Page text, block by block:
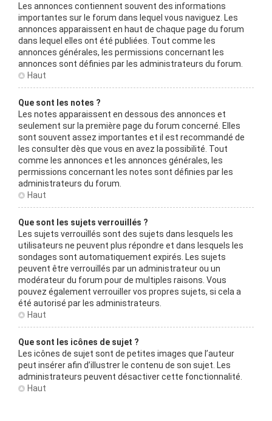
Les annonces contiennent souvent des informations
importantes sur le forum dans lequel vous naviguez. Les
annonces apparaissent en haut de chaque page du forum
dans lequel elles ont été publiées. Tout comme les
annonces générales, les permissions concernant les
annonces sont définies par les administrateurs du forum.
Haut
Que sont les notes ?
Les notes apparaissent en dessous des annonces et
seulement sur la première page du forum concerné. Elles
sont souvent assez importantes et il est recommandé de
les consulter dès que vous en avez la possibilité. Tout
comme les annonces et les annonces générales, les
permissions concernant les notes sont définies par les
administrateurs du forum.
Haut
Que sont les sujets verrouillés ?
Les sujets verrouillés sont des sujets dans lesquels les
utilisateurs ne peuvent plus répondre et dans lesquels les
sondages sont automatiquement expirés. Les sujets
peuvent être verrouillés par un administrateur ou un
modérateur du forum pour de multiples raisons. Vous
pouvez également verrouiller vos propres sujets, si cela a
été autorisé par les administrateurs.
Haut
Que sont les icônes de sujet ?
Les icônes de sujet sont de petites images que l’auteur
peut insérer afin d’illustrer le contenu de son sujet. Les
administrateurs peuvent désactiver cette fonctionnalité.
Haut